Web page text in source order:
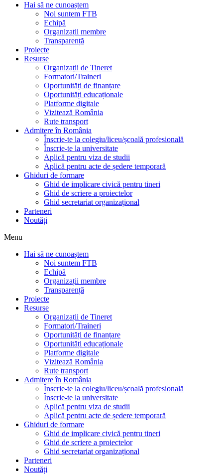
Hai să ne cunoaștem
Noi suntem FTB
Echipă
Organizații membre
Transparență
Proiecte
Resurse
Organizații de Tineret
Formatori/Traineri
Oportunități de finanțare
Oportunități educaționale
Platforme digitale
Vizitează România
Rute transport
Admitere în România
Înscrie-te la colegiu/liceu/școală profesională
Înscrie-te la universitate
Aplică pentru viza de studii
Aplică pentru acte de ședere temporară
Ghiduri de formare
Ghid de implicare civică pentru tineri
Ghid de scriere a proiectelor
Ghid secretariat organizațional
Parteneri
Noutăți
Menu
Hai să ne cunoaștem
Noi suntem FTB
Echipă
Organizații membre
Transparență
Proiecte
Resurse
Organizații de Tineret
Formatori/Traineri
Oportunități de finanțare
Oportunități educaționale
Platforme digitale
Vizitează România
Rute transport
Admitere în România
Înscrie-te la colegiu/liceu/școală profesională
Înscrie-te la universitate
Aplică pentru viza de studii
Aplică pentru acte de ședere temporară
Ghiduri de formare
Ghid de implicare civică pentru tineri
Ghid de scriere a proiectelor
Ghid secretariat organizațional
Parteneri
Noutăți